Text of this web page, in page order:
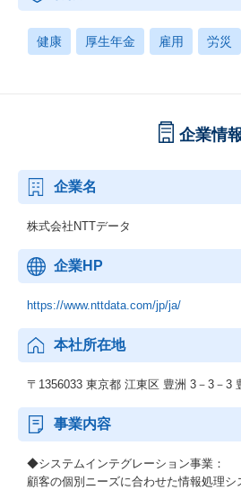
健康 厚生年金 雇用 労災
企業情
企業名
株式会社NTTデータ
企業HP
https://www.nttdata.com/jp/ja/
本社所在地
〒1356033 東京都 江東区 豊洲 3－3－3
事業内容
◆システムインテグレーション事業：
顧客の個別ニーズに合わせた情報処理シ